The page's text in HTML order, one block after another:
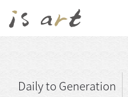
Daily to Generation